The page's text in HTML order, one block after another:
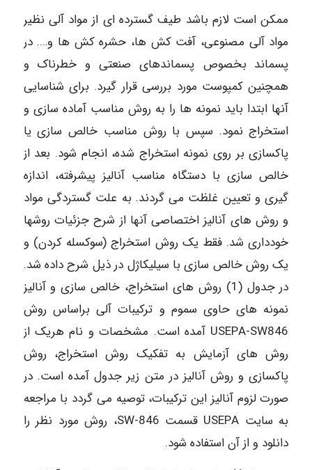
ممکن است لازم باشد طیف گسترده ای از مواد آلی نظیر
مواد آلی مصنوعی، آفت کش ها، حشره کش ها و…. در
پسماند بخصوص پسماندهای صنعتی و خطرناک و
همچنین کمپوست مورد بررسی قرار گیرد. برای شناسایی
آنها ابتدا باید نمونه ها را به روش مناسب آماده سازی و
استخراج نمود. سپس با روش مناسب خالص سازی یا
پاکسازی بر روی نمونه استخراج شده، انجام شود. بعد از
خالص سازی با دستگاه مناسب آنالیز پیشرفته، اندازه
گیری و تعیین غلظت می گردند. به علت گستردگی مواد
و روش های آنالیز اختصاصی آنها از شرح جزئیات روشها
خودداری شد. فقط یک روش استخراج (سوکسله کردن) و
یک روش خالص سازی با سیلیکاژل در ذیل شرح داده شد.
در جدول (1) روش های استخراج، خالص سازی و آنالیز
نمونه های حاوی سموم و ترکیبات آلی براساس روش
USEPA-SW846 آمده است. مشخصات و نام هریک از
روش های آزمایش به تفکیک روش استخراج، روش
پاکسازی و روش آنالیز در متن زیر جدول آمده است. در
صورت لزوم آنالیز این ترکیبات، توصیه می گردد با مراجعه
به سایت USEPA قسمت 846-SW، روش مورد نظر را
دانلود و از آن استفاده شود.